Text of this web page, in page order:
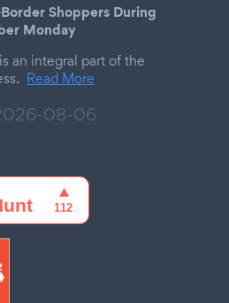
Shoppers During
Monday
an integral part of the
Read More
08-06